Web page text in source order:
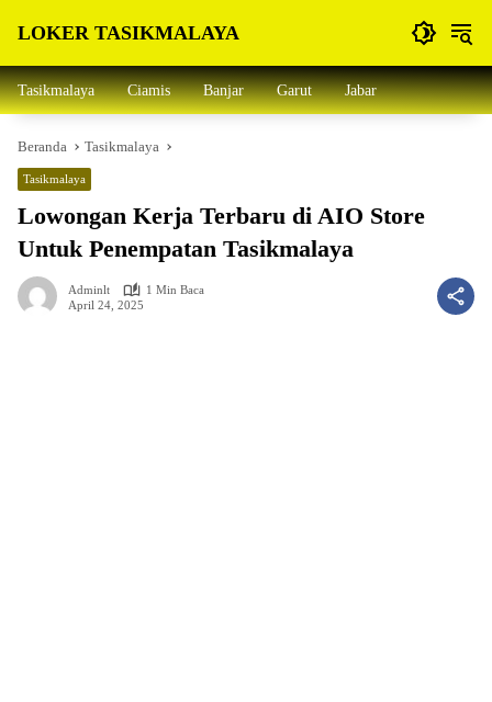
LOKER TASIKMALAYA
Lowongan
Kerja
dan
Sekitarna
Tasikmalaya Ciamis Banjar Garut Jabar
Beranda Tasikmalaya
Tasikmalaya
Lowongan Kerja Terbaru di AIO Store
Untuk Penempatan Tasikmalaya
Adminlt
1 Min Baca
April 24, 2025